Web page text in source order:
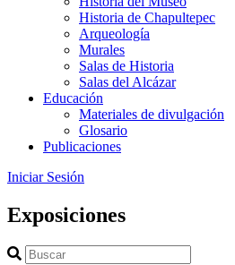
Historia de Chapultepec
Arqueología
Murales
Salas de Historia
Salas del Alcázar
Educación
Materiales de divulgación
Glosario
Publicaciones
Iniciar Sesión
Exposiciones